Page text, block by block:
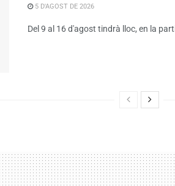
5 D'AGOST DE 2026
Del 9 al 16 d'agost tindrà lloc, en la